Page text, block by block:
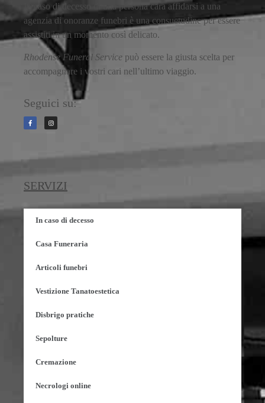
In caso di decesso di una persona cara affidarsi a una
agenzia di onoranze funebri è una consuetudine per essere
assistiti in un momento così delicato.
Rhodense Funeral Service può essere la giusta scelta per
accompagnare i vostri cari nell’ultimo viaggio.
Seguici su:
SERVIZI
In caso di decesso
Casa Funeraria
Articoli funebri
Vestizione Tanatoestetica
Disbrigo pratiche
Sepolture
Cremazione
Necrologi online